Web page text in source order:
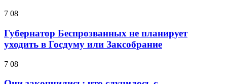
7 08
Губернатор Беспрозванных не планирует
уходить в Госдуму или Заксобрание
7 08